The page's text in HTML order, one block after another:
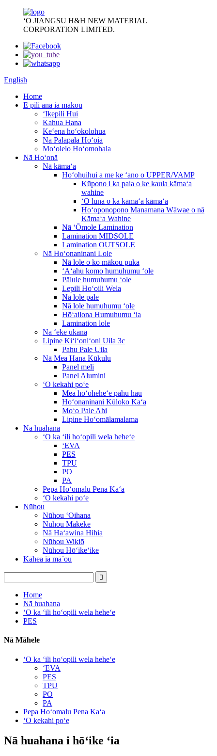
ʻO JIANGSU H&H NEW MATERIAL
CORPORATION LIMITED.
English
Home
E pili ana iā mākou
ʻIkepili Hui
Kahua Hana
Keʻena hoʻokolohua
Nā Palapala Hōʻoia
Moʻolelo Hoʻomohala
Nā Hoʻonā
Nā kāmaʻa
Hoʻohuihui a me ke ʻano o UPPER/VAMP
Kūpono i ka paia o ke kaula kāmaʻa
wahine
ʻO luna o ka kāmaʻa kāmaʻa
Hoʻoponopono Manamana Wāwae o nā
Kāmaʻa Wahine
Nā ʻŌmole Lamination
Lamination MIDSOLE
Lamination OUTSOLE
Nā Hoʻonaninani Lole
Nā lole o ko mākou puka
ʻAʻahu komo humuhumu ʻole
Pālule humuhumu ʻole
Lepili Hoʻoili Wela
Nā lole pale
Nā lole humuhumu ʻole
Hōʻailona Humuhumu ʻia
Lamination lole
Nā ʻeke ukana
Lipine Kiʻiʻoniʻoni Uila 3c
Pahu Pale Uila
Nā Mea Hana Kūkulu
Panel meli
Panel Alumini
ʻO kekahi poʻe
Mea hoʻoheheʻe pahu hau
Hoʻonaninani Kūloko Kaʻa
Moʻo Pale Ahi
Lipine Hoʻomālamalama
Nā huahana
ʻO ka ʻili hoʻopili wela heheʻe
ʻEVA
PES
TPU
PO
PA
Pepa Hoʻomalu Pena Kaʻa
ʻO kekahi poʻe
Nūhou
Nūhou ʻOihana
Nūhou Mākeke
Nā Haʻawina Hihia
Nūhou Wikiō
Nūhou Hōʻikeʻike
Kāhea iā mā˚ou
Home
Nā huahana
ʻO ka ʻili hoʻopili wela heheʻe
PES
Nā Māhele
ʻO ka ʻili hoʻopili wela heheʻe
ʻEVA
PES
TPU
PO
PA
Pepa Hoʻomalu Pena Kaʻa
ʻO kekahi poʻe
Nā huahana i hōʻike ʻia